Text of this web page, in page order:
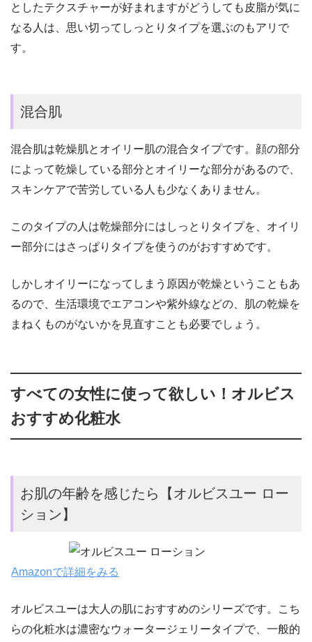
としたテクスチャーが好まれますがどうしても皮脂が気に
なる人は、思い切ってしっとりタイプを選ぶのもアリで
す。
混合肌
混合肌は乾燥肌とオイリー肌の混合タイプです。顔の部分
によって乾燥している部分とオイリーな部分があるので、
スキンケアで苦労している人も少なくありません。
このタイプの人は乾燥部分にはしっとりタイプを、オイリ
ー部分にはさっぱりタイプを使うのがおすすめです。
しかしオイリーになってしまう原因が乾燥ということもあ
るので、生活環境でエアコンや紫外線などの、肌の乾燥を
まねくものがないかを見直すことも必要でしょう。
すべての女性に使って欲しい！オルビス
おすすめ化粧水
お肌の年齢を感じたら【オルビスユー ロー
ション】
Amazonで詳細をみる
オルビスユーは大人の肌におすすめのシリーズです。こち
らの化粧水は濃密なウォータージェリータイプで、一般的